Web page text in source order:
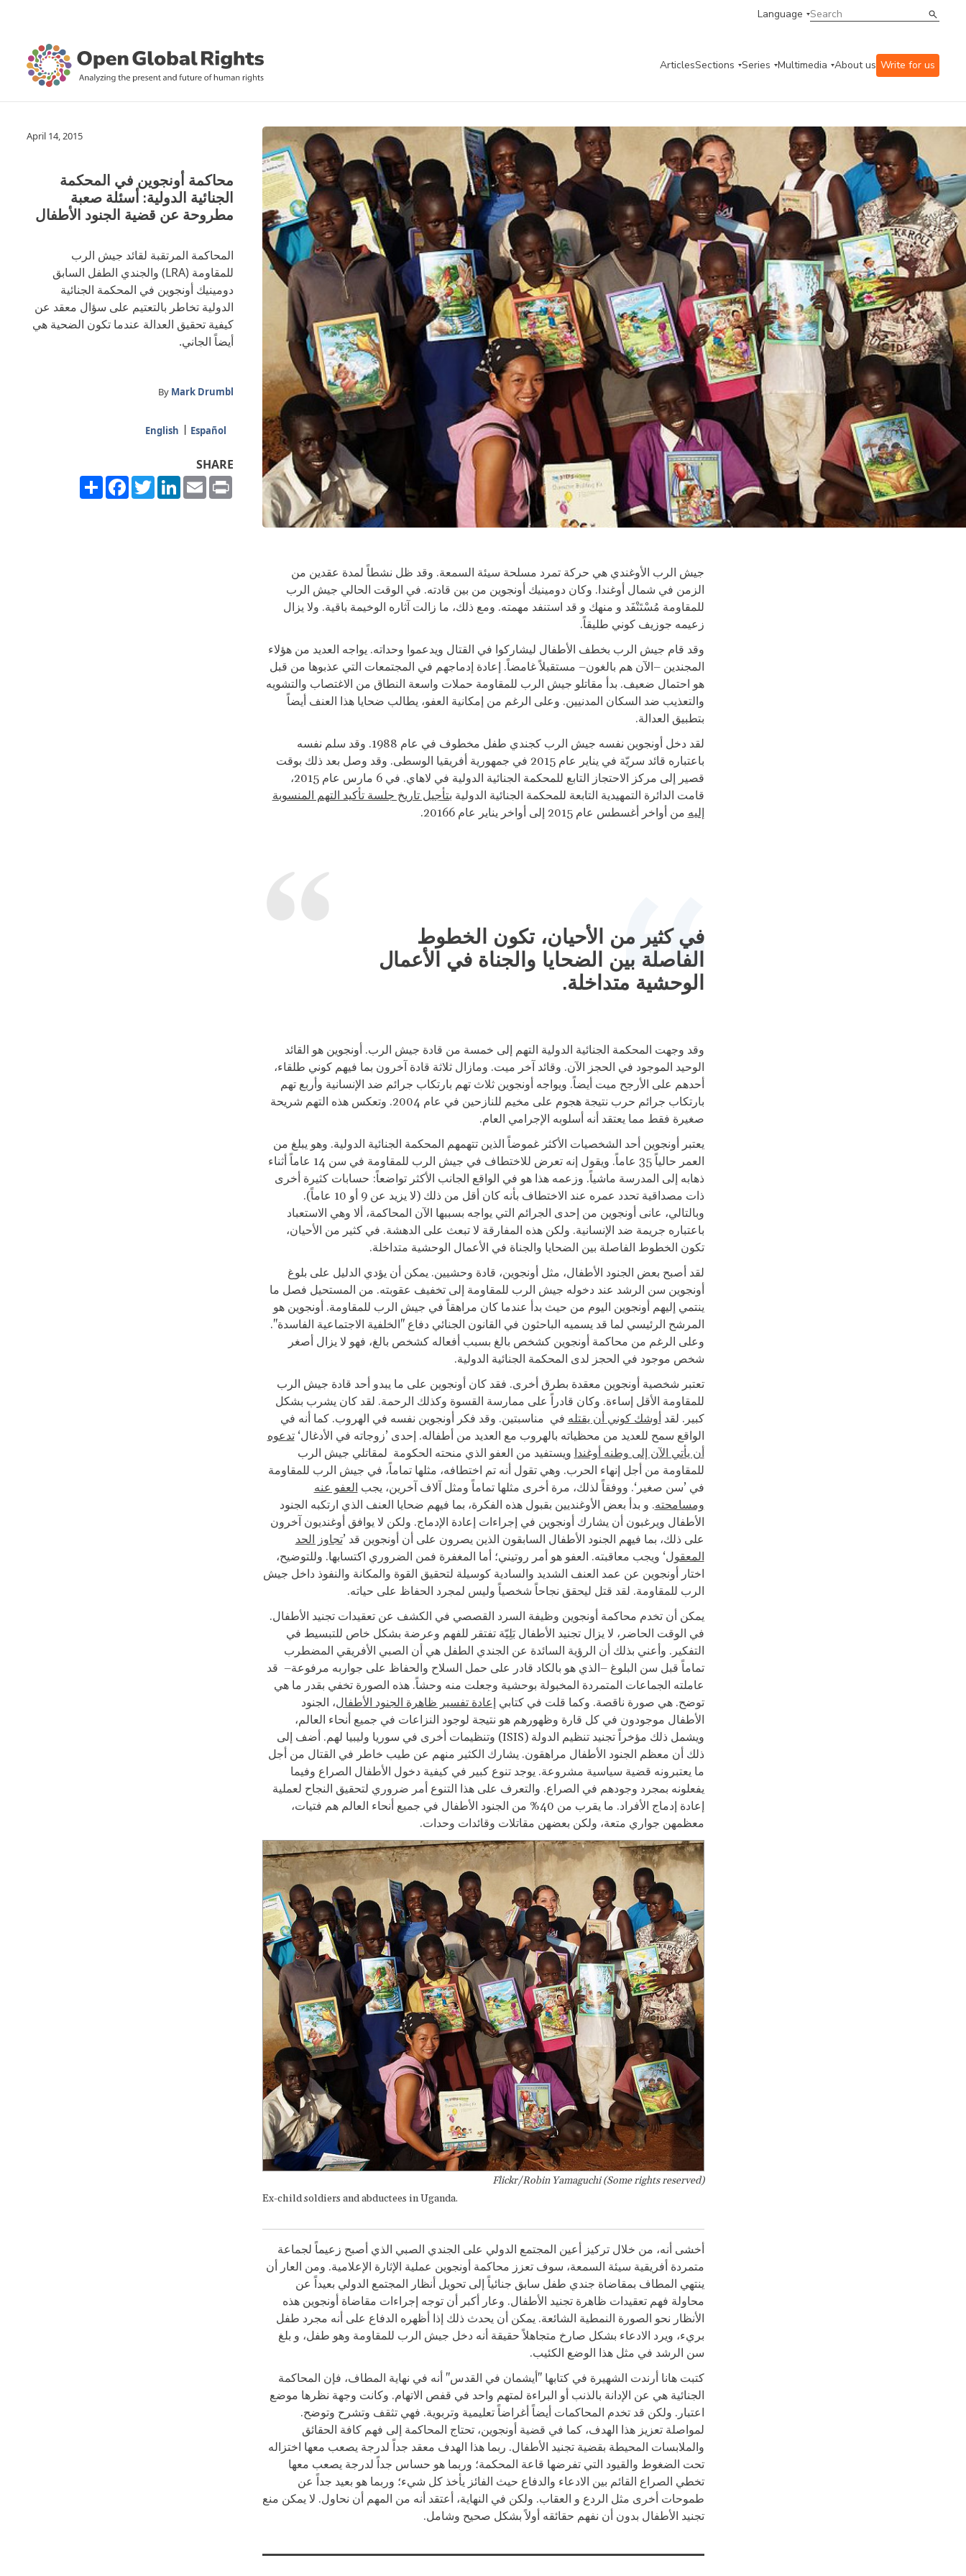
Language
ArticlesSections Series Multimedia About us Write for us
April 14, 2015
محاكمة أونجوين في المحكمة
الجنائية الدولية: أسئلة صعبة
مطروحة عن قضية الجنود الأطفال
المحاكمة المرتقبة لقائد جيش الرب
للمقاومة (LRA) والجندي الطفل السابق
دومينيك أونجوين في المحكمة الجنائية
الدولية تخاطر بالتعتيم على سؤال معقد عن
كيفية تحقيق العدالة عندما تكون الضحية هي
أيضاً الجاني.
By Mark Drumbl
English Español
SHARE
Share
FacebookTwitterLinkedInEmailPrint
جيش الرب الأوغندي هي حركة تمرد مسلحة سيئة السمعة. وقد ظل نشطاً لمدة عقدين من
الزمن في شمال أوغندا. وكان دومينيك أونجوين من بين قادته. في الوقت الحالي جيش الرب
للمقاومة مُسْتَنْفَد و منهك و قد استنفد مهمته. ومع ذلك، ما زالت آثاره الوخيمة باقية. ولا يزال
زعيمه جوزيف كوني طليقاً.
وقد قام جيش الرب بخطف الأطفال ليشاركوا في القتال ويدعموا وحداته. يواجه العديد من هؤلاء
المجندين –الآن هم بالغون– مستقبلاً غامضاً. إعادة إدماجهم في المجتمعات التي عذبوها من قبل
هو احتمال ضعيف. بدأ مقاتلو جيش الرب للمقاومة حملات واسعة النطاق من الاغتصاب والتشويه
والتعذيب ضد السكان المدنيين. وعلى الرغم من إمكانية العفو، يطالب ضحايا هذا العنف أيضاً
بتطبيق العدالة.
لقد دخل أونجوين نفسه جيش الرب كجندي طفل مخطوف في عام 1988. وقد سلم نفسه
باعتباره قائد سريّة في يناير عام 2015 في جمهورية أفريقيا الوسطى. وقد وصل بعد ذلك بوقت
قصير إلى مركز الاحتجاز التابع للمحكمة الجنائية الدولية في لاهاي. في 6 مارس عام 2015،
قامت الدائرة التمهيدية التابعة للمحكمة الجنائية الدولية بتأجيل تاريخ جلسة تأكيد التهم المنسوبة
إليه من أواخر أغسطس عام 2015 إلى أواخر يناير عام 20166.
في كثير من الأحيان، تكون الخطوط
الفاصلة بين الضحايا والجناة في الأعمال
الوحشية متداخلة.
وقد وجهت المحكمة الجنائية الدولية التهم إلى خمسة من قادة جيش الرب. أونجوين هو القائد
الوحيد الموجود في الحجز الآن. وقائد آخر ميت. ومازال ثلاثة قادة آخرون بما فيهم كوني طلقاء،
أحدهم على الأرجح ميت أيضاً. ويواجه أونجوين ثلاث تهم بارتكاب جرائم ضد الإنسانية وأربع تهم
بارتكاب جرائم حرب نتيجة هجوم على مخيم للنازحين في عام 2004. وتعكس هذه التهم شريحة
صغيرة فقط مما يعتقد أنه أسلوبه الإجرامي العام.
يعتبر أونجوين أحد الشخصيات الأكثر غموضاً الذين تتهمهم المحكمة الجنائية الدولية. وهو يبلغ من
العمر حالياً 35 عاماً. ويقول إنه تعرض للاختطاف في جيش الرب للمقاومة في سن 14 عاماً أثناء
ذهابه إلى المدرسة ماشياً. وزعمه هذا هو في الواقع الجانب الأكثر تواضعاً: حسابات كثيرة أخرى
ذات مصداقية تحدد عمره عند الاختطاف بأنه كان أقل من ذلك (لا يزيد عن 9 أو 10 عاماً).
وبالتالي، عانى أونجوين من إحدى الجرائم التي يواجه بسببها الآن المحاكمة، ألا وهي الاستعباد
باعتباره جريمة ضد الإنسانية. ولكن هذه المفارقة لا تبعث على الدهشة. في كثير من الأحيان،
تكون الخطوط الفاصلة بين الضحايا والجناة في الأعمال الوحشية متداخلة.
لقد أصبح بعض الجنود الأطفال، مثل أونجوين، قادة وحشيين. يمكن أن يؤدي الدليل على بلوغ
أونجوين سن الرشد عند دخوله جيش الرب للمقاومة إلى تخفيف عقوبته. من المستحيل فصل ما
ينتمي إليهم أونجوين اليوم من حيث بدأ عندما كان مراهقاً في جيش الرب للمقاومة. أونجوين هو
المرشح الرئيسي لما قد يسميه الباحثون في القانون الجنائي دفاع "الخلفية الاجتماعية الفاسدة".
وعلى الرغم من محاكمة أونجوين كشخص بالغ بسبب أفعاله كشخص بالغ، فهو لا يزال أصغر
شخص موجود في الحجز لدى المحكمة الجنائية الدولية.
تعتبر شخصية أونجوين معقدة بطرق أخرى. فقد كان أونجوين على ما يبدو أحد قادة جيش الرب
للمقاومة الأقل إساءة. وكان قادراً على ممارسة القسوة وكذلك الرحمة. لقد كان يشرب بشكل
كبير. لقد أوشك كوني أن يقتله في مناسبتين. وقد فكر أونجوين نفسه في الهروب. كما أنه في
الواقع سمح للعديد من محظياته بالهروب مع العديد من أطفاله. إحدى ’زوجاته في الأدغال‘تدعوه
أن يأتي الآن إلى وطنه أوغندا ويستفيد من العفو الذي منحته الحكومة لمقاتلي جيش الرب
للمقاومة من أجل إنهاء الحرب. وهي تقول أنه تم اختطافه، مثلها تماماً، في جيش الرب للمقاومة
في ’سن صغير‘. ووفقاً لذلك، مرة ​​أخرى مثلها تماماً ومثل آلاف آخرين، يجب العفو عنه
ومسامحته. و بدأ بعض الأوغنديين بقبول هذه الفكرة، بما فيهم ضحايا العنف الذي ارتكبه الجنود
الأطفال ويرغبون أن يشارك أونجوين في إجراءات إعادة الإدماج. ولكن لا يوافق أوغنديون آخرون
على ذلك، بما فيهم الجنود الأطفال السابقون الذين يصرون على أن أونجوين قد ’تجاوز الحد
المعقول‘ ويجب معاقبته. العفو هو أمر روتيني؛ أما المغفرة فمن الضروري اكتسابها. وللتوضيح،
اختار أونجوين عن عمد العنف الشديد والسادية كوسيلة لتحقيق القوة والمكانة والنفوذ داخل جيش
الرب للمقاومة. لقد قتل ليحقق نجاحاً شخصياً وليس لمجرد الحفاظ على حياته.
يمكن أن تخدم محاكمة أونجوين وظيفة السرد القصصي في الكشف عن تعقيدات تجنيد الأطفال.
في الوقت الحاضر، لا يزال تجنيد الأطفال بَلِيّة تفتقر للفهم وعرضة بشكل خاص للتبسيط في
التفكير. وأعني بذلك أن الرؤية السائدة عن الجندي الطفل هي أن الصبي الأفريقي المضطرب
تماماً قبل سن البلوغ –الذي هو بالكاد قادر على حمل السلاح والحفاظ على جواربه مرفوعة– قد
عاملته الجماعات المتمردة المخبولة بوحشية وجعلت منه وحشاً. هذه الصورة تخفي بقدر ما هي
توضح. هي صورة ناقصة. وكما قلت في كتابيإعادة تفسير ظاهرة الجنود الأطفال، الجنود
الأطفال موجودون في كل قارة وظهورهم هو نتيجة لوجود النزاعات في جميع أنحاء العالم،
ويشمل ذلك مؤخراً تجنيد تنظيم الدولة (ISIS) وتنظيمات أخرى في سوريا وليبيا لهم. أضف إلى
ذلك أن معظم الجنود الأطفال مراهقون. يشارك الكثير منهم عن طيب خاطر في القتال من أجل
ما يعتبرونه قضية سياسية مشروعة. يوجد تنوع كبير في كيفية دخول الأطفال الصراع وفيما
يفعلونه بمجرد وجودهم في الصراع. والتعرف على هذا التنوع أمر ضروري لتحقيق النجاح لعملية
إعادة إدماج الأفراد. ما يقرب من 40% من الجنود الأطفال في جميع أنحاء العالم هم فتيات،
معظمهن جواري متعة، ولكن بعضهن مقاتلات وقائدات وحدات.
Flickr/Robin Yamaguchi (Some rights reserved)
Ex-child soldiers and abductees in Uganda.
أخشى أنه، من خلال تركيز أعين المجتمع الدولي على الجندي الصبي الذي أصبح زعيماً لجماعة
متمردة أفريقية سيئة السمعة، سوف تعزز محاكمة أونجوين عملية الإثارة الإعلامية. ومن العار أن
ينتهي المطاف بمقاضاة جندي طفل سابق جنائياً إلى تحويل أنظار المجتمع الدولي بعيداً عن
محاولة فهم تعقيدات ظاهرة تجنيد الأطفال. وعار أكبر أن توجه إجراءات مقاضاة أونجوين هذه
الأنظار نحو الصورة النمطية الشائعة. يمكن أن يحدث ذلك إذا أظهره الدفاع على أنه مجرد طفل
بريء، ويرد الادعاء بشكل صارخ متجاهلاً حقيقة أنه دخل جيش الرب للمقاومة وهو طفل، و بلغ
سن الرشد في مثل هذا الوضع الكئيب.
كتبت هانا أرندت الشهيرة في كتابها "أيشمان في القدس" أنه في نهاية المطاف، فإن المحاكمة
الجنائية هي عن الإدانة بالذنب أو البراءة لمتهم واحد في قفص الاتهام. وكانت وجهة نظرها موضع
اعتبار. ولكن قد تخدم المحاكمات أيضاً أغراضاً تعليمية وتربوية. فهي تثقف وتشرح وتوضح.
لمواصلة تعزيز هذا الهدف، كما في قضية أونجوين، تحتاج المحاكمة إلى فهم كافة الحقائق
والملابسات المحيطة بقضية تجنيد الأطفال. ربما هذا الهدف معقد جداً لدرجة يصعب معها اختزاله
تحت الضغوط والقيود التي تفرضها قاعة المحكمة؛ وربما هو حساس جداً لدرجة يصعب معها
تخطي الصراع القائم بين الادعاء والدفاع حيث الفائز يأخذ كل شيء؛ وربما هو بعيد جداً عن
طموحات أخرى مثل الردع و العقاب. ولكن في النهاية، أعتقد أنه من المهم أن نحاول. لا يمكن منع
تجنيد الأطفال بدون أن نفهم حقائقه أولاً بشكل صحيح وشامل.